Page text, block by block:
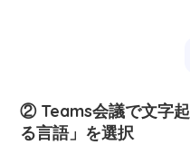
② Teams会議で文字
る言語」を選択